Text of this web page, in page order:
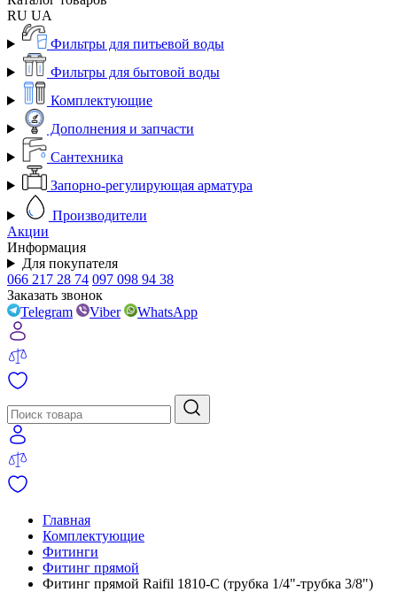
RU UA
Фильтры для питьевой воды
Фильтры для бытовой воды
Комплектующие
Дополнения и запчасти
Сантехника
Запорно-регулирующая арматура
Производители
Акции
Информация
Для покупателя
066 217 28 74 097 098 94 38
Заказать звонок
Telegram
Viber WhatsApp
Главная
Комплектующие
Фитинги
Фитинг прямой
Фитинг прямой Raifil 1810-C (трубка 1/4"-трубка 3/8")